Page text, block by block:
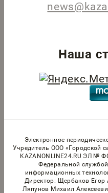
Наша
Электронное
Учредитель ООО «Городской
KAZANONLINE24.RU ЭЛ №
Федеральной
информационных
Директор: Щербаков Егор
Ляпунов Михаил